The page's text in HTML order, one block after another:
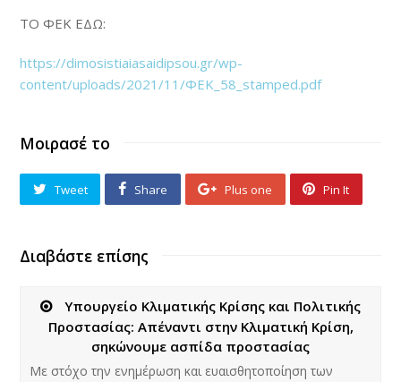
ΤΟ ΦΕΚ ΕΔΩ:
https://dimosistiaiasaidipsou.gr/wp-
content/uploads/2021/11/ΦΕΚ_58_stamped.pdf
Μοιρασέ το
Tweet Share Plus one Pin It
Διαβάστε επίσης
Υπουργείο Κλιματικής Κρίσης και Πολιτικής
Προστασίας: Απέναντι στην Κλιματική Κρίση,
σηκώνουμε ασπίδα προστασίας
Με στόχο την ενημέρωση και ευαισθητοποίηση των